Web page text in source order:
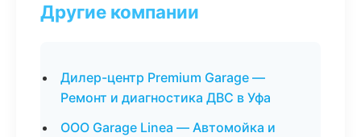
Другие компании
Дилер-центр Premium Garage —
Ремонт и диагностика ДВС в Уфа
ООО Garage Linea — Автомойка и